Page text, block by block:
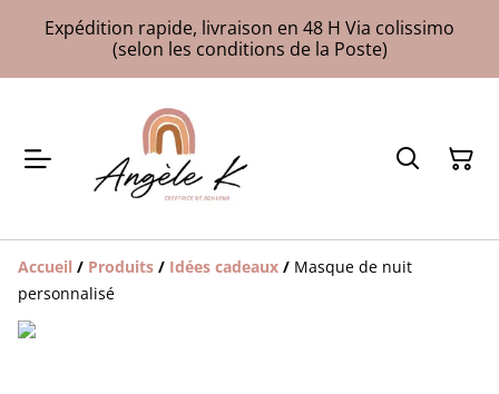
Expédition rapide, livraison en 48 H Via colissimo
(selon les conditions de la Poste)
Accueil / Produits / Idées cadeaux / Masque de nuit
personnalisé